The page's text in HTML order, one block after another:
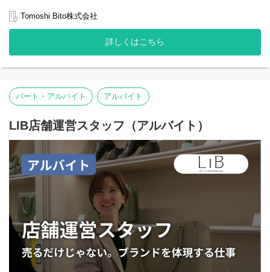
ZERO PCは、パソコンの回収・再生・販売を通じて、難民の雇用
を生み出すソーシャルビジネスです。
この事業の特徴は、売上や取扱台数の拡大が、そのまま難民の雇
用創出につながること。事業成長と社会インパクトが完全に連動
現在、企業や自治体からの回収依頼は着実に増えています。市場
からの期待に応え、さらに多くの雇用を生み出していくために
は、オペレーションの改善、供給体制の強化、業務設計の最適化
など、事業基盤を次のステージへ引き上げる必要があります。
そこで今回募集するのは、既存の仕組みを運営する人ではなく、
仕組みそのものをつくり、磨き、スケールさせる事業開発メンバ
ーです。
現場を深く理解しながら、課題を発見し、仕組みで解決する。オ
ペレーション改善、業務設計、生産性向上、組織づくりまで、事
業成長に必要なあらゆるテーマに挑戦していただきます。
この仕事で向き合うのは、「利益か、社会貢献か」という二者択
一ではありません。事業を伸ばすことが、そのまま新たな雇用を
生み、一人でも多くの難民の自立につながる。だからこそ、ビジ
ネスの成果を徹底的に追求すること自体が、社会課題の解決にな
ります。
います。2021年12月にリリースしてからこれまで約3年間で400本
の動画を作成、総再生回数5.9億回、55万フォロワー、400万人の
月間アクティブユーザーを獲得。
また現在ではRICEメディアの他に、社会課題を解決する企業やマ
スメディアのメディア運用もになっています。社会課題を届ける
いきたいと考えています。
SNSが普及した今、情報の量は飽和しています。また2021年以
降、全年代でネットの利用時間がテレビの利用時間を上回り、選
挙でも投票の参考にしたメディアでSNSが最多を占める時代とな
りました。
SNSでは、冒頭のアテンションを集めやすいエンタメカテゴリー
は再生数が出やすい一方で、 「真面目」「難しい」テーマであ
る社会課題は選ばれづらく、情報を届けるのが難しい構造があり
ます。
そんな中でも、RICEメディアは企画やインフルエンサーの力を使
って、社会課題に関する情報を届けるソリューションを生み出し
てきました。
Tomoshi Bito株式会社
詳しくはこちら
パート・アルバイト アルバイト
LIB店舗運営スタッフ（アルバイト）